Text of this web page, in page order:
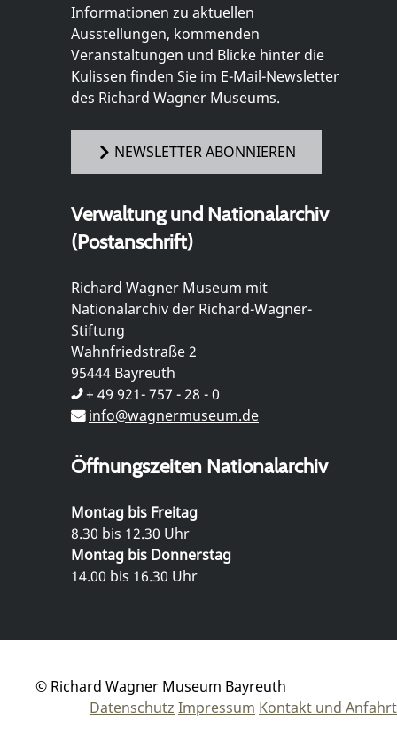
Informationen zu aktuellen
Ausstellungen, kommenden
Veranstaltungen und Blicke hinter die
Kulissen finden Sie im E-Mail-Newsletter
des Richard Wagner Museums.
NEWSLETTER ABONNIEREN
Verwaltung und Nationalarchiv
(Postanschrift)
Richard Wagner Museum mit
Nationalarchiv der Richard-Wagner-
Stiftung
Wahnfriedstraße 2
95444 Bayreuth
+ 49 921- 757 - 28 - 0
info@wagnermuseum.de
Öffnungszeiten Nationalarchiv
Montag bis Freitag
8.30 bis 12.30 Uhr
Montag bis Donnerstag
14.00 bis 16.30 Uhr
© Richard Wagner Museum Bayreuth
Datenschutz Impressum Kontakt und Anfahrt